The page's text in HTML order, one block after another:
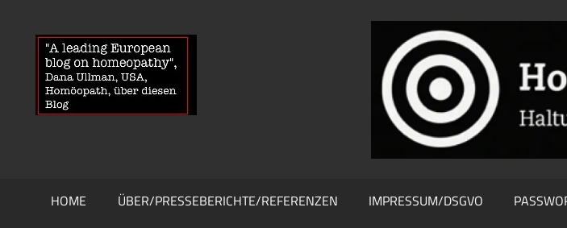
springen
HOMOEOPATHIEWATCHBLOG
News
über
Homöopathie
und
Globuli-
HOME ÜBER/PRESSEBERICHTE/REFERENZEN IMPRESSUM/DSGVO